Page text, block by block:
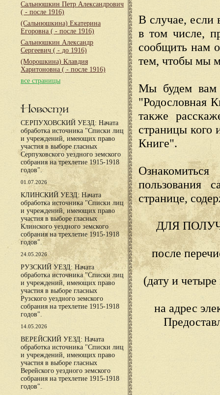
Сальнюшкин Петр Александрович
( - после 1916)
(Сальнюшкина) Екатерина
Егоровна ( - после 1916)
Сальнюшкин Александр
Сергеевич ( - до 1916)
(Морошкина) Клавдия
Харитоновна ( - после 1916)
все страницы
Новости
СЕРПУХОВСКИЙ УЕЗД: Начата
обработка источника "Списки лиц
и учреждений, имеющих право
участия в выборе гласных
Серпуховского уездного земского
собрания на трехлетие 1915-1918
годов".
01.07.2026
КЛИНСКИЙ УЕЗД: Начата
обработка источника "Списки лиц
и учреждений, имеющих право
участия в выборе гласных
Клинского уездного земского
собрания на трехлетие 1915-1918
годов".
24.05.2026
РУЗСКИЙ УЕЗД: Начата
обработка источника "Списки лиц
и учреждений, имеющих право
участия в выборе гласных
Рузского уездного земского
собрания на трехлетие 1915-1918
годов".
14.05.2026
ВЕРЕЙСКИЙ УЕЗД: Начата
обработка источника "Списки лиц
и учреждений, имеющих право
участия в выборе гласных
Верейского уездного земского
собрания на трехлетие 1915-1918
годов".
В случае, если
в том числе,
сообщить нам
тем, чтобы мы
Мы будем вам
"Родословная
также
страницы кого
Книге".
пользования
странице,
ДЛЯ
после
(дату и
на адрес